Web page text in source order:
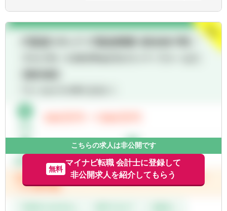
・金商法監査、有価証券届出書、有価証券報
告書、決算短信作成
・会計監査対応とJ-SOX及び内部統制監査対
・経理の経験を活かして、もっと成長したい
方
・チームワークを大切にできる方
・変化を楽しめる、前向きな方
・新しい知識を学ぶことに意欲的な方
具体的には…
・マネジメント業務: チームメンバーの育
成、業務分担、進捗管理
・単体の月次・四半期・年次決算業務の統括
統括
・金融庁への報告資料作成
・各種プロジェクトへの参画 など
※ 楽天証券ホールディングスの経理業務も兼
務していただきます。
【組織】
こちらの求人は非公開です
無料
マイナビ転職 会計士に登録して
非公開求人を紹介してもらう